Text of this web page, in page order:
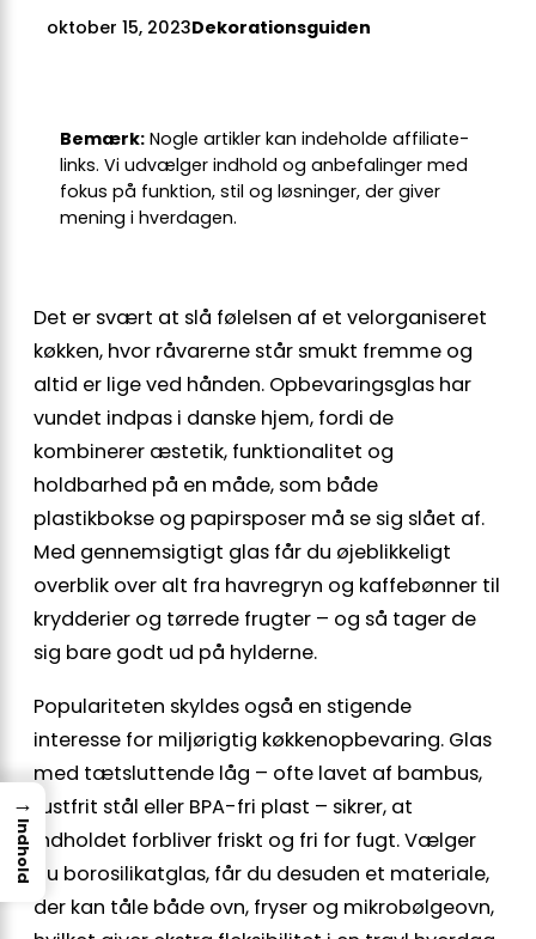
oktober 15, 2023Dekorationsguiden
Bemærk: Nogle artikler kan indeholde affiliate-
links. Vi udvælger indhold og anbefalinger med
fokus på funktion, stil og løsninger, der giver
mening i hverdagen.
Det er svært at slå følelsen af et velorganiseret
køkken, hvor råvarerne står smukt fremme og
altid er lige ved hånden. Opbevaringsglas har
vundet indpas i danske hjem, fordi de
kombinerer æstetik, funktionalitet og
holdbarhed på en måde, som både
plastikbokse og papirsposer må se sig slået af.
Med gennemsigtigt glas får du øjeblikkeligt
overblik over alt fra havregryn og kaffebønner til
krydderier og tørrede frugter – og så tager de
sig bare godt ud på hylderne.
Populariteten skyldes også en stigende
interesse for miljørigtig køkkenopbevaring. Glas
med tætsluttende låg – ofte lavet af bambus,
rustfrit stål eller BPA-fri plast – sikrer, at
indholdet forbliver friskt og fri for fugt. Vælger
du borosilikatglas, får du desuden et materiale,
der kan tåle både ovn, fryser og mikrobølgeovn,
→
Indhold